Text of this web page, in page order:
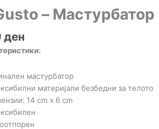
– Мастурбатор
ден
мастурбатор
материјали безбедни за телото
14 cm x 6 cm